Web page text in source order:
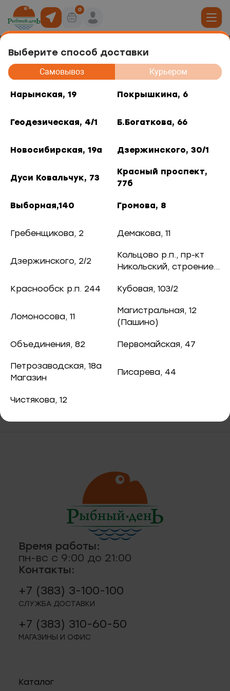
Выберите способ доставки
Самовывоз Курьером
Нарымская, 19 Покрышкина, 6
Геодезическая, 4/1 Б.Богаткова, 66
Новосибирская, 19а Дзержинского, 30/1
Дуси Ковальчук, 73
Красный проспект,
77б
Выборная,140 Громова, 8
Гребенщикова, 2 Демакова, 11
Дзержинского, 2/2
Кольцово р.п., пр-кт
Никольский, строение
Краснообск р.п. 244
Кубовая, 103/2
Ломоносова, 11
Магистральная, 12
(Пашино)
Объединения, 82 Первомайская, 47
Петрозаводская, 18а
Магазин
Писарева, 44
Чистякова, 12
0
роллов
рыба
и снеки
рыба
риеты
приправы
и отделы
6
4/1
73
77б
2
12 (Пашино)
Креветка Ванамей ,очищ б/пищ
бланш. 51-60 0,93 кг (Fish&More)
Креветка Ванамей ,очищ б/пищ бланш.
51-60 0,93 кг (Fish&More)
Время работы:
пн-вс с 9:00 до 21:00
Контакты:
+7 (383) 3-100-100
СЛУЖБА ДОСТАВКИ
+7 (383) 310-60-50
МАГАЗИНЫ И ОФИС
Каталог